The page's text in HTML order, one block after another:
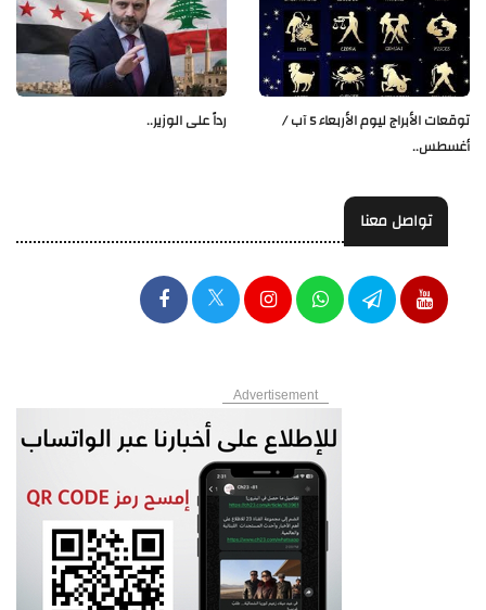
رداً على الوزير..
توقعات الأبراج ليوم الأربعاء 5 آب /
أغسطس..
تواصل معنا
Advertisement